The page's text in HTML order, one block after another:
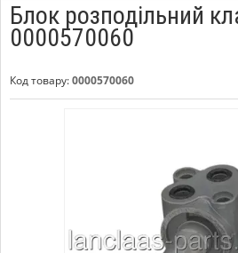
Блок розподільний
0000570060
Код товару:0000570060